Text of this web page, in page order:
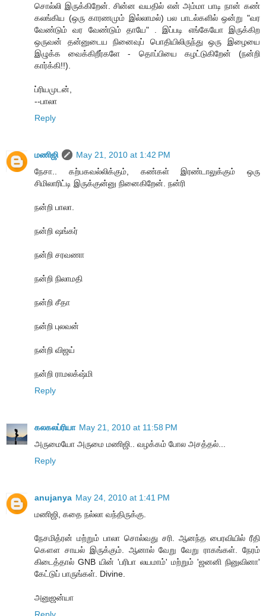
சொல்லி இருக்கிறேன். சின்ன வயதில் என் அம்மா பாடி நான் கண்
கலங்கிய (ஒரு காரணமும் இல்லாமல்) பல பாடல்களில் ஒன்று "வர
வேண்டும் வர வேண்டும் தாயே" . இப்படி எங்கேயோ இருக்கிற
ஒருவன் தன்னுடைய நினைவுப் பொதியிலிருந்து ஒரு இழையை
இழுக்க வைக்கிறீர்களே - தொப்பியை கழட்டுகிறேன் (நன்றி
கார்க்கி!!).
ப்ரியமுடன்,
--பாலா
Reply
மணிஜி
May 21, 2010 at 1:42 PM
நேசா.. கற்பகவல்லிக்கும், கண்கள் இரண்டாலுக்கும் ஒரு
சிமிலாரிட்டி இருக்குன்னு நினைகிறேன். நன்ரி
நன்றி பாலா.
நன்றி ஷங்கர்
நன்றி சரவணா
நன்றி நிலாமதி
நன்றி சீதா
நன்றி புலவன்
நன்றி விஜய்
நன்றி ராமலக்‌ஷ்மி
Reply
கலகலப்ரியா May 21, 2010 at 11:58 PM
அருமையோ அருமை மணிஜி.. வழக்கம் போல அசத்தல்...
Reply
anujanya May 24, 2010 at 1:41 PM
மணிஜி, கதை நல்லா வந்திருக்கு.
நேசமித்ரன் மற்றும் பாலா சொல்வது சரி. ஆனந்த பைரவியில் ரீதி
கௌள சாயல் இருக்கும். ஆனால் வேறு வேறு ராகங்கள். நேரம்
கிடைத்தால் GNB யின் 'பரிபா லயமாம்' மற்றும் 'ஜனனி நினுவினா'
கேட்டுப் பாருங்கள். Divine.
அனுஜன்யா
Reply